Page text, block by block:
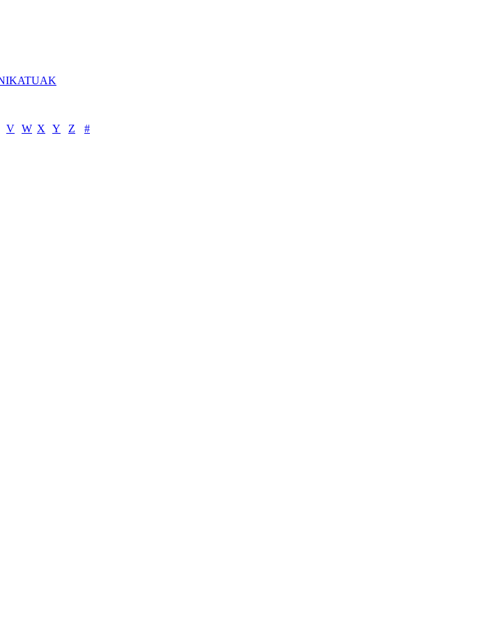
V W X Y Z
#